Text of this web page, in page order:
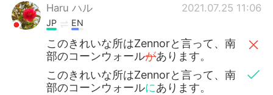
Haru ハル 2021.07.25 11:06
JP EN
このきれいな所はZennorと言って、南
部のコーンウォールがあります。
このきれいな所はZennorと言って、南
部のコーンウォールにあります。